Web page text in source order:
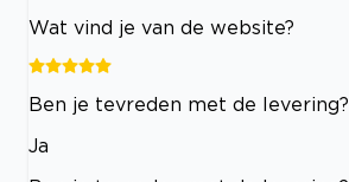
Wat vind je van de website?
Ben je tevreden met de levering?
Ja